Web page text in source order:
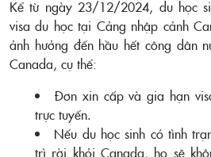
Kể từ ngày 23/12/2024, du học
visa du học tại Cảng nhập cảnh
ảnh hưởng đến hầu hết công dân
Canada, cụ thể:
Đơn xin cấp và gia hạn
trực tuyến.
Nếu du học sinh có tình
trì rời khỏi Canada, họ sẽ